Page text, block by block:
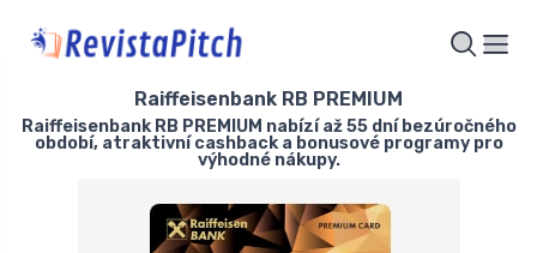
Raiffeisenbank RB PREMIUM
Raiffeisenbank RB PREMIUM nabízí až 55 dní bezúročného
období, atraktivní cashback a bonusové programy pro
výhodné nákupy.